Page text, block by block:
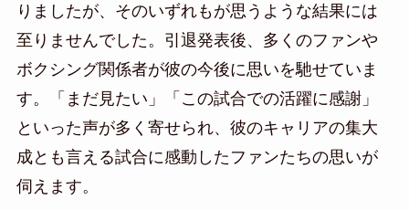
りましたが、そのいずれもが思うような結果には
至りませんでした。引退発表後、多くのファンや
ボクシング関係者が彼の今後に思いを馳せていま
す。「まだ見たい」「この試合での活躍に感謝」
といった声が多く寄せられ、彼のキャリアの集大
成とも言える試合に感動したファンたちの思いが
伺えます。